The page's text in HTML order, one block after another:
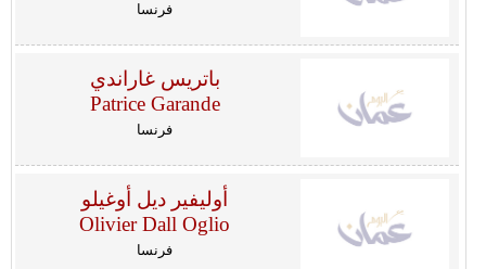
فرنسا
باتريس غاراندي
Patrice Garande
فرنسا
أوليفير ديل أوغيلو
Olivier Dall Oglio
فرنسا